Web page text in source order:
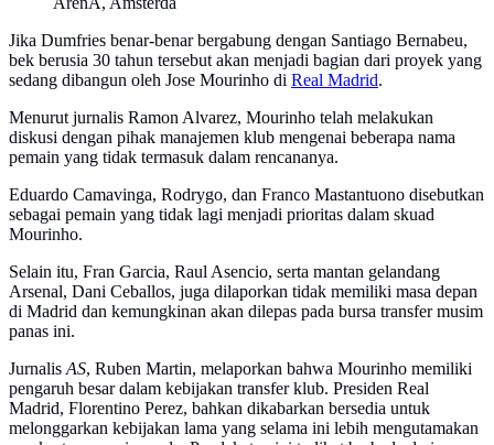
Jika Dumfries benar-benar bergabung dengan Santiago Bernabeu,
bek berusia 30 tahun tersebut akan menjadi bagian dari proyek yang
sedang dibangun oleh Jose Mourinho di Real Madrid.
Menurut jurnalis Ramon Alvarez, Mourinho telah melakukan
diskusi dengan pihak manajemen klub mengenai beberapa nama
pemain yang tidak termasuk dalam rencananya.
Eduardo Camavinga, Rodrygo, dan Franco Mastantuono disebutkan
sebagai pemain yang tidak lagi menjadi prioritas dalam skuad
Mourinho.
Selain itu, Fran Garcia, Raul Asencio, serta mantan gelandang
Arsenal, Dani Ceballos, juga dilaporkan tidak memiliki masa depan
di Madrid dan kemungkinan akan dilepas pada bursa transfer musim
panas ini.
Jurnalis AS, Ruben Martin, melaporkan bahwa Mourinho memiliki
pengaruh besar dalam kebijakan transfer klub. Presiden Real
Madrid, Florentino Perez, bahkan dikabarkan bersedia untuk
melonggarkan kebijakan lama yang selama ini lebih mengutamakan